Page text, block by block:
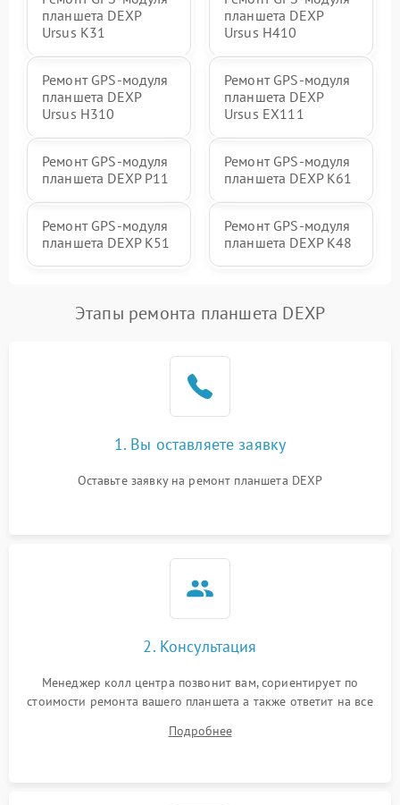
планшета DEXP
Ursus K31
планшета DEXP
Ursus H410
Ремонт GPS-модуля
планшета DEXP
Ursus H310
Ремонт GPS-модуля
планшета DEXP
Ursus EX111
Ремонт GPS-модуля
планшета DEXP P11
Ремонт GPS-модуля
планшета DEXP K61
Ремонт GPS-модуля
планшета DEXP K51
Ремонт GPS-модуля
планшета DEXP K48
Этапы ремонта планшета DEXP
1. Вы оставляете заявку
Оставьте заявку на ремонт планшета DEXP
2. Консультация
Менеджер колл центра позвонит вам, сориентирует по
стоимости ремонта вашего планшета а также ответит на все
Подробнее